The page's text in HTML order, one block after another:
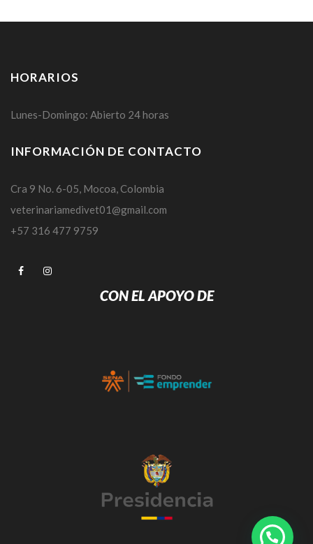
HORARIOS
Lunes-Domingo: Abierto 24 horas
INFORMACIÓN DE CONTACTO
Cra 9 No. 6-05, Mocoa, Colombia
veterinariamedivet01@gmail.com
+57 316 477 9759
CON EL APOYO DE